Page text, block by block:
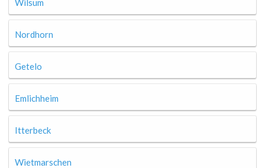
Wilsum
Nordhorn
Getelo
Emlichheim
Itterbeck
Wietmarschen